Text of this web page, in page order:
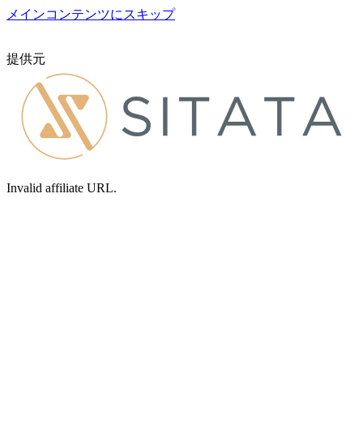
メインコンテンツにスキップ
提供元
Invalid affiliate URL.